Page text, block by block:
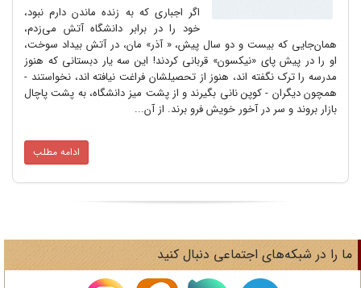
اگر اجباری که به زنده ماندن دارم نبود،
خود را در برابر دانشگاه آتش می‌زدم،
بیست و دو سال پیش، « آذر» مان، در آتش بیداد سوخت،
«نیکسون» قربانی کردند! این سه یار دبستانی که هنوز
اند، هنوز از تحصیلشان فراغت نیافته اند، نخواستند -
- کوپن نانی بگیرند و از پشت میز دانشگاه، به پشت پاچال
در آخور خویش فرو برند. از آن...
اجتماعی دنبال کنید